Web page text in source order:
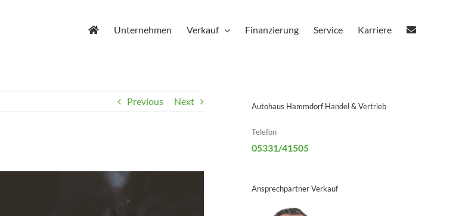
Unternehmen Verkauf Finanzierung Service Karriere
Previous Next Autohaus Hammdorf Handel & Vertrieb
Telefon
05331/41505
Ansprechpartner Verkauf